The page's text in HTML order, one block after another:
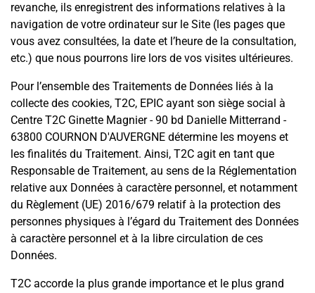
revanche, ils enregistrent des informations relatives à la
navigation de votre ordinateur sur le Site (les pages que
vous avez consultées, la date et l’heure de la consultation,
etc.) que nous pourrons lire lors de vos visites ultérieures.
Pour l’ensemble des Traitements de Données liés à la
collecte des cookies, T2C, EPIC ayant son siège social à
Centre T2C Ginette Magnier - 90 bd Danielle Mitterrand -
63800 COURNON D'AUVERGNE détermine les moyens et
les finalités du Traitement. Ainsi, T2C agit en tant que
Responsable de Traitement, au sens de la Réglementation
relative aux Données à caractère personnel, et notamment
du Règlement (UE) 2016/679 relatif à la protection des
personnes physiques à l’égard du Traitement des Données
à caractère personnel et à la libre circulation de ces
Données.
T2C accorde la plus grande importance et le plus grand